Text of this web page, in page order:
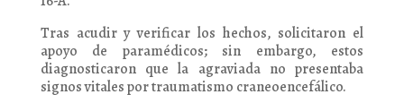
Tras acudir y verificar los hechos, solicitaron el
apoyo de paramédicos; sin embargo, estos
diagnosticaron que la agraviada no presentaba
signos vitales por traumatismo craneoencefálico.